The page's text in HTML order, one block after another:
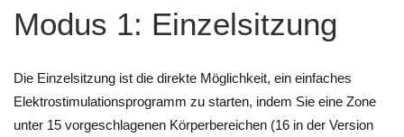
Modus 1: Einzelsitzung
Die Einzelsitzung ist die direkte Möglichkeit, ein einfaches
Elektrostimulationsprogramm zu starten, indem Sie eine Zone
unter 15 vorgeschlagenen Körperbereichen (16 in der Version